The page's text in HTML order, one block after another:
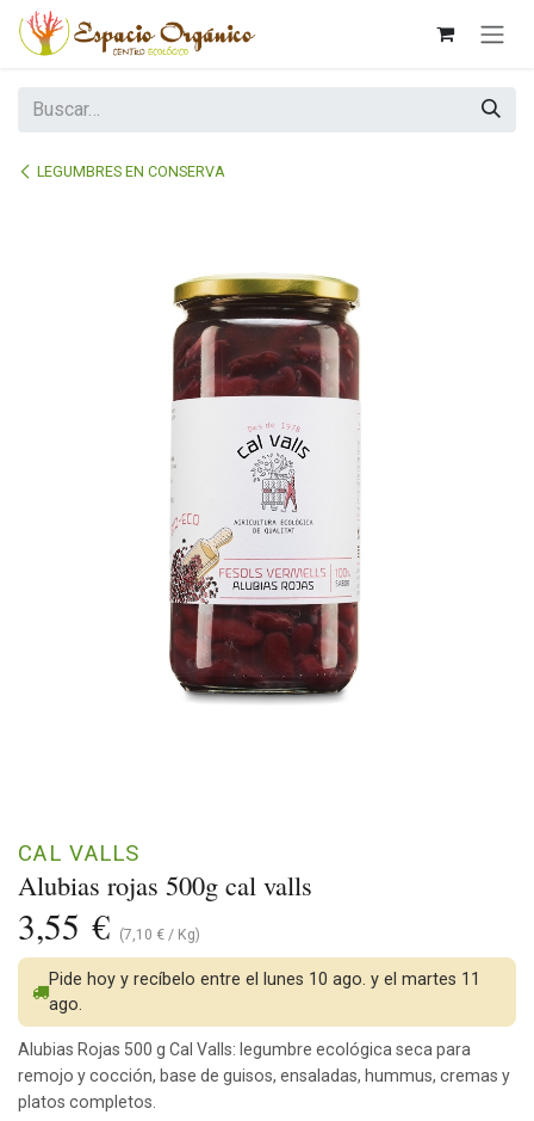
Ir al contenido
LEGUMBRES EN CONSERVA
Alubias rojas 500g cal valls
CAL VALLS
3,55 € (7,10 € / Kg)
Pide hoy y recíbelo entre el lunes 10 ago. y el martes 11
ago.
Alubias Rojas 500 g Cal Valls: legumbre ecológica seca para
remojo y cocción, base de guisos, ensaladas, hummus, cremas y
platos completos.